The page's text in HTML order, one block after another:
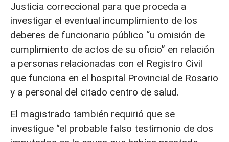
Justicia correccional para que proceda a
investigar el eventual incumplimiento de los
deberes de funcionario público “u omisión de
cumplimiento de actos de su oficio” en relación
a personas relacionadas con el Registro Civil
que funciona en el hospital Provincial de Rosario
y a personal del citado centro de salud.
El magistrado también requirió que se
investigue “el probable falso testimonio de dos